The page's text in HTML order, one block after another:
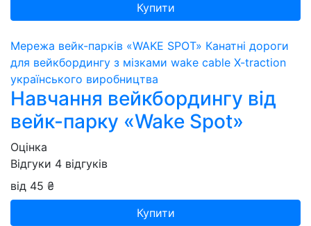
Купити
Мережа вейк-парків «WAKE SPOT» Канатні дороги
для вейкбордингу з мізками wake cable X-traction
українського виробництва
Навчання вейкбордингу від
вейк-парку «Wake Spot»
Оцінка
Відгуки 4 відгуків
від 45 ₴
Купити